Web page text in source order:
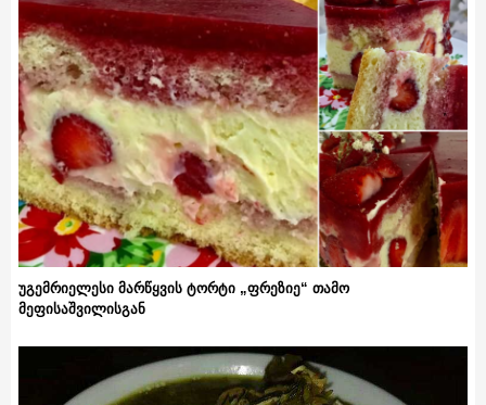
უგემრიელესი მარწყვის ტორტი „ფრეზიე“ თამო
მეფისაშვილისგან